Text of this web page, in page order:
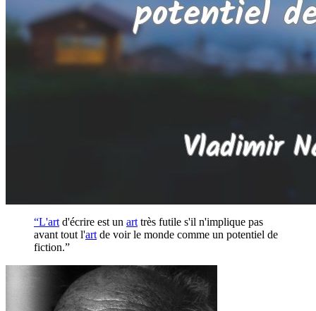
“L'art d'écrire est un art très futile s'il n'implique pas
avant tout l'art de voir le monde comme un potentiel de
fiction.”